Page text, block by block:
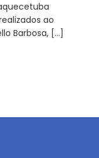
ao
Barbosa, […]